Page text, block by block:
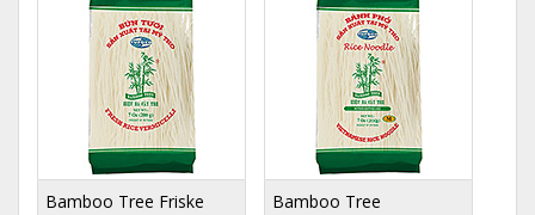
Bamboo Tree Friske
Bamboo Tree